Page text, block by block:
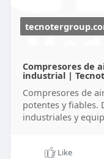
motore-idr
Compresores de
industrial |
Compresores de
potentes y fiables.
industriales y
Like